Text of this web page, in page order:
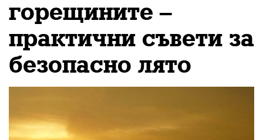
горещините –
практични съвети за
безопасно лято